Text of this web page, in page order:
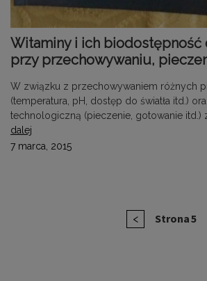
Witaminy i ich biodostępność
przy przechowywaniu,
W związku z przechowywaniem różnych
(temperatura, pH, dostęp do światła itd.)
technologiczną (pieczenie, gotowanie itd.)
dalej
7 marca, 2015
Poprzednia
< Strona5